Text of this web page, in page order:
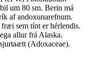
um 80 sm. Berin má
af andoxunarefnum.
sem tínt er hérlendis.
allur frá Alaska.
(Adoxaceae).